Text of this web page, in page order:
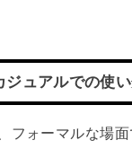
ジュアルでの使
フォーマルな場